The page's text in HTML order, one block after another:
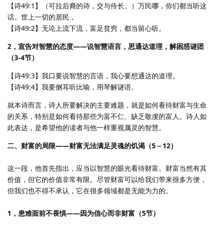
【诗49:1】（可拉后裔的诗，交与伶长。）万民哪，你们都当听这
话。世上一切的居民，
【诗49:2】无论上流下流，富足贫穷，都当留心听。
2，宣告对智慧的态度——说智慧语言，思通达道理，解困惑谜团
（3-4节）
【诗49:3】我口要说智慧的言语，我心要想通达的道理。
【诗49:4】我要侧耳听比喻，用琴解谜语。
就本诗而言，诗人所要解决的主要难题，就是如何看待财富与生命
的关系，特别是如何看待那些为富不仁、缺乏敬虔的富人。诗人如
此表达，是希望他的读者与他一样重视属灵的智慧。
二、财富的局限——财富无法满足灵魂的饥渴（5－12）
这一段，他首先指出，应当以智慧的眼光看待财富。财富当然有其
价值，但它的价值非常有限。尽管财富可以给我们带来很多方便，
但我们也不得不承认，它在很多领域都是无能为力的。
1，患难面前不畏惧——因为信心而非财富（5节）